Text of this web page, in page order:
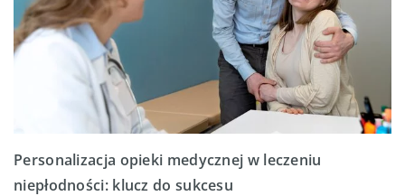
Personalizacja opieki medycznej w leczeniu
niepłodności: klucz do sukcesu